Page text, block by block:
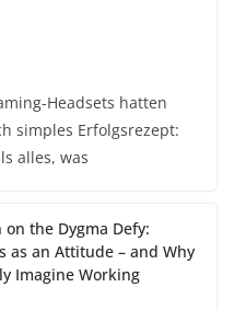
Headsets hatten
simples Erfolgsrezept:
alles, was
on the Dygma Defy:
as an Attitude – and Why
Imagine Working